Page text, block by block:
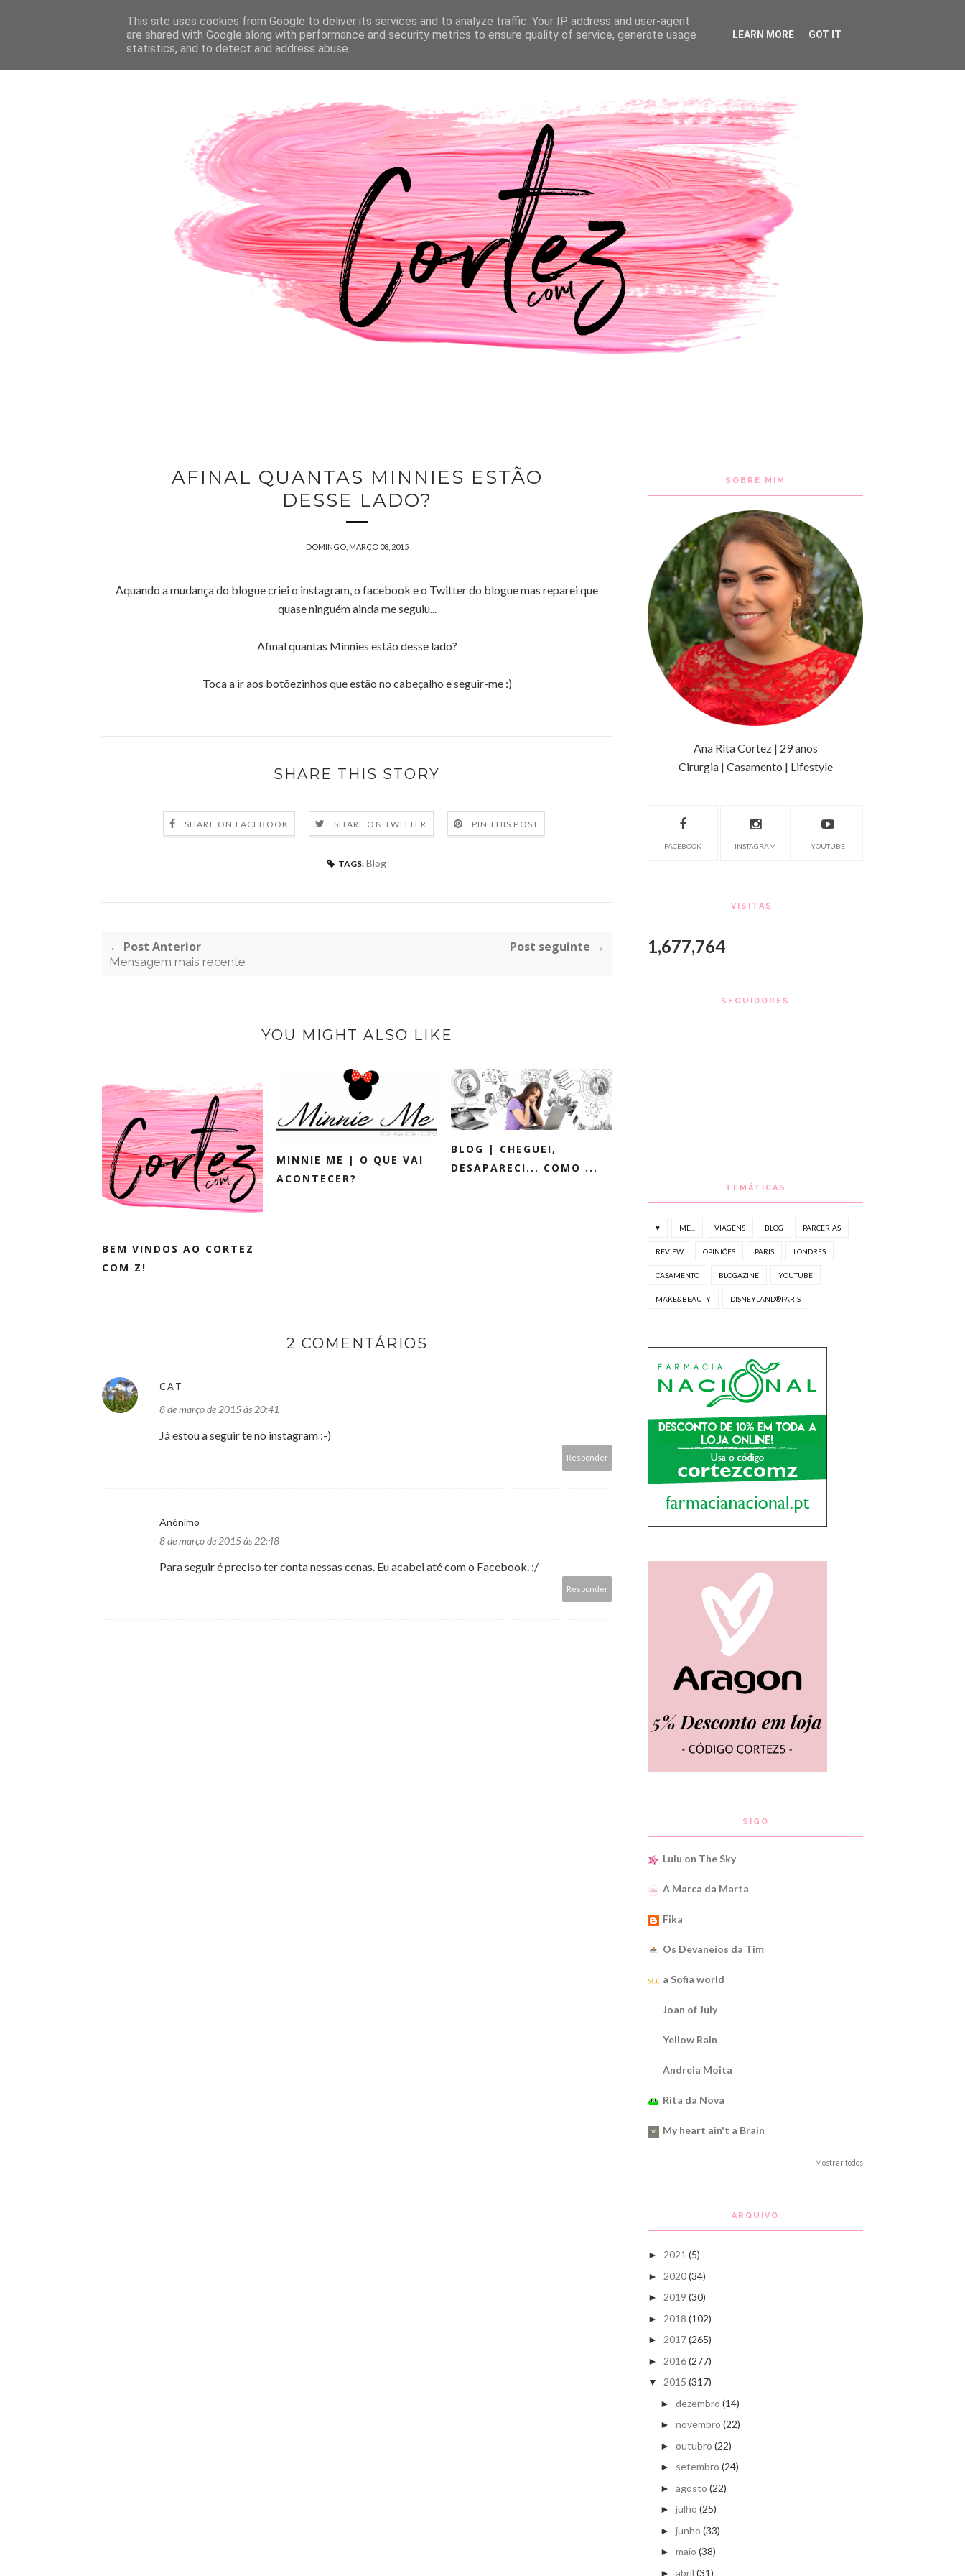
PÁGINA INICIAL SOBRE A AUTORA CONTACTOS PASSATEMPOS CASAMENTO
AFINAL QUANTAS MINNIES ESTÃO
DESSE LADO?
DOMINGO, MARÇO 08, 2015
Aquando a mudança do blogue criei o instagram, o facebook e o Twitter do blogue mas reparei que
quase ninguém ainda me seguiu...
Afinal quantas Minnies estão desse lado?
Toca a ir aos botõezinhos que estão no cabeçalho e seguir-me :)
SHARE THIS STORY
SHARE ON FACEBOOK SHARE ON TWITTER PIN THIS POST
TAGS: Blog
← Post Anterior
Mensagem mais recente
Post seguinte →
YOU MIGHT ALSO LIKE
BEM VINDOS AO CORTEZ
COM Z!
MINNIE ME | O QUE VAI
ACONTECER?
BLOG | CHEGUEI,
DESAPARECI... COMO ...
2 COMENTÁRIOS
CAT
8 de março de 2015 às 20:41
Já estou a seguir te no instagram :-)
Responder
Anónimo
8 de março de 2015 às 22:48
Para seguir é preciso ter conta nessas cenas. Eu acabei até com o Facebook. :/
Responder
SOBRE MIM
Ana Rita Cortez | 29 anos
Cirurgia | Casamento | Lifestyle
FACEBOOK INSTAGRAM YOUTUBE
VISITAS
1,677,764
SEGUIDORES
TEMÁTICAS
♥ ME... VIAGENS BLOG PARCERIAS
REVIEW OPINIÕES PARIS LONDRES
CASAMENTO BLOGAZINE YOUTUBE
MAKE&BEAUTY DISNEYLAND®PARIS
SIGO
Lulu on The Sky
A Marca da Marta
Fika
Os Devaneios da Tim
a Sofia world
Joan of July
Yellow Rain
Andreia Moita
Rita da Nova
My heart ain't a Brain
Mostrar todos
ARQUIVO
► 2021 (5)
► 2020(34)
► 2019 (30)
► 2018 (102)
► 2017(265)
► 2016(277)
▼ 2015 (317)
► dezembro (14)
► novembro (22)
► outubro (22)
► setembro (24)
► agosto (22)
► julho (25)
► junho (33)
► maio (38)
► abril (31)
This site uses cookies from Google to deliver its services and to analyze traffic. Your IP address and user-agent
are shared with Google along with performance and security metrics to ensure quality of service, generate usage
statistics, and to detect and address abuse.
LEARN MORE GOT IT